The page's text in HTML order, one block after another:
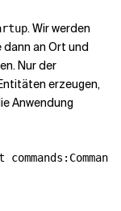
. Wir werden
an Ort und
Nur der
erzeugen,
Anwendung